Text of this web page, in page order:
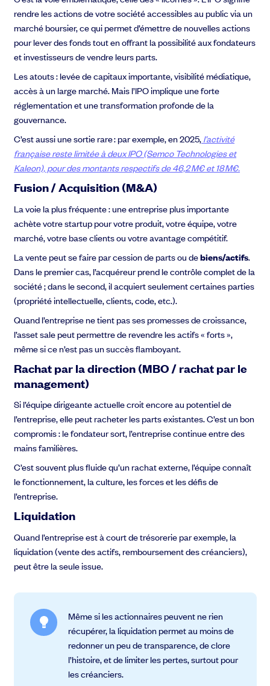
rendre les actions de votre société accessibles au public via un
marché boursier, ce qui permet d’émettre de nouvelles actions
pour lever des fonds tout en offrant la possibilité aux fondateurs
et investisseurs de vendre leurs parts.
Les atouts : levée de capitaux importante, visibilité médiatique,
accès à un large marché. Mais l’IPO implique une forte
réglementation et une transformation profonde de la
gouvernance.
C’est aussi une sortie rare : par exemple, en 2025,l’activité
françaisereste limitée à deux IPO (Semco Technologies et
Kaleon), pour des montants respectifs de 46,2 M€ et 18 M€.
Fusion / Acquisition (M&A)
La voie la plus fréquente : une entreprise plus importante
achète votre startup pour votre produit, votre équipe, votre
marché, votre base clients ou votre avantage compétitif.
La vente peut se faire par cession de parts ou debiens/actifs.
Dans le premier cas, l’acquéreur prend le contrôle complet de la
société ; dans le second, il acquiert seulement certaines parties
(propriété intellectuelle, clients, code, etc.).
Quand l’entreprise ne tient pas ses promesses de croissance,
l’asset sale peut permettre de revendre les actifs « forts »,
même si ce n’est pas un succès flamboyant.
Rachat par la direction (MBO / rachat par le
management)
Si l’équipe dirigeante actuelle croit encore au potentiel de
l’entreprise, elle peut racheter les parts existantes. C’est un bon
compromis : le fondateur sort, l’entreprise continue entre des
mains familières.
C’est souvent plus fluide qu’un rachat externe, l’équipe connaît
le fonctionnement, la culture, les forces et les défis de
l’entreprise.
Liquidation
Quand l’entreprise est à court de trésorerie par exemple, la
liquidation (vente des actifs, remboursement des créanciers),
peut être la seule issue.
Même si les actionnaires peuvent ne rien
récupérer, la liquidation permet au moins de
redonner un peu de transparence, de clore
l’histoire, et de limiter les pertes, surtout pour
les créanciers.